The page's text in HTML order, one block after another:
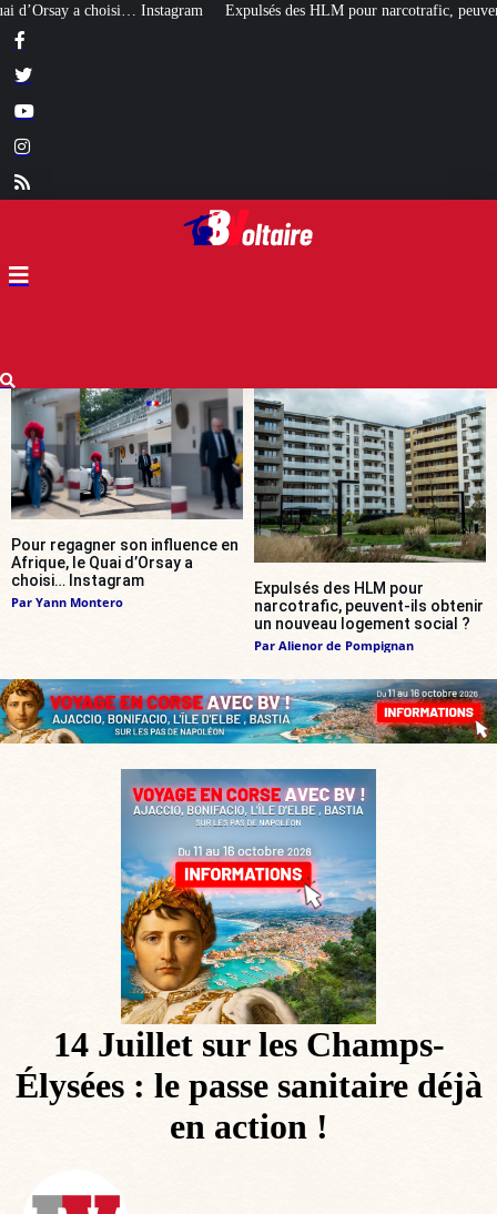
Expulsés des HLM pour narcotrafic, peuvent-ils obtenir un nouveau
Pour regagner son influence en
Afrique, le Quai d’Orsay a
choisi… Instagram
Par Yann Montero
Expulsés des HLM pour
narcotrafic, peuvent-ils obtenir
un nouveau logement social ?
Par Alienor de Pompignan
14 Juillet sur les Champs-
Élysées : le passe sanitaire déjà
en action !